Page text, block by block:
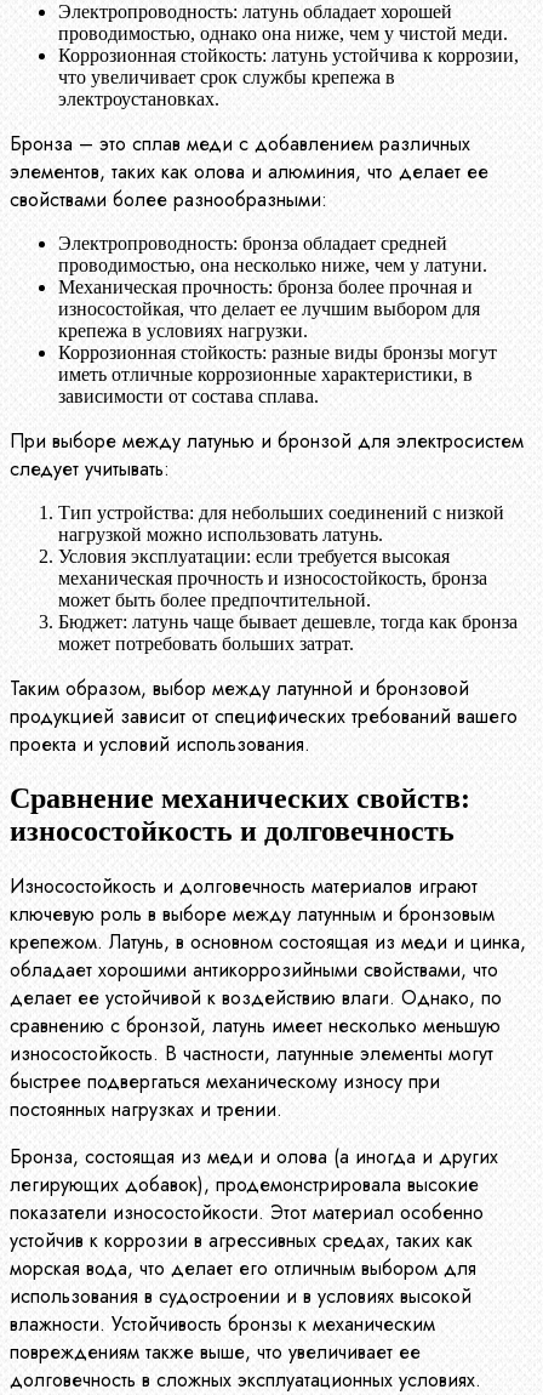
Электропроводность: латунь обладает хорошей
проводимостью, однако она ниже, чем у чистой меди.
Коррозионная стойкость: латунь устойчива к коррозии,
что увеличивает срок службы крепежа в
электроустановках.
Бронза – это сплав меди с добавлением различных
элементов, таких как олова и алюминия, что делает ее
свойствами более разнообразными:
Электропроводность: бронза обладает средней
проводимостью, она несколько ниже, чем у латуни.
Механическая прочность: бронза более прочная и
износостойкая, что делает ее лучшим выбором для
крепежа в условиях нагрузки.
Коррозионная стойкость: разные виды бронзы могут
иметь отличные коррозионные характеристики, в
зависимости от состава сплава.
При выборе между латунью и бронзой для электросистем
следует учитывать:
Тип устройства: для небольших соединений с низкой
нагрузкой можно использовать латунь.
Условия эксплуатации: если требуется высокая
механическая прочность и износостойкость, бронза
может быть более предпочтительной.
Бюджет: латунь чаще бывает дешевле, тогда как бронза
может потребовать больших затрат.
Таким образом, выбор между латунной и бронзовой
продукцией зависит от специфических требований вашего
проекта и условий использования.
Сравнение механических свойств:
износостойкость и долговечность
Износостойкость и долговечность материалов играют
ключевую роль в выборе между латунным и бронзовым
крепежом. Латунь, в основном состоящая из меди и цинка,
обладает хорошими антикоррозийными свойствами, что
делает ее устойчивой к воздействию влаги. Однако, по
сравнению с бронзой, латунь имеет несколько меньшую
износостойкость. В частности, латунные элементы могут
быстрее подвергаться механическому износу при
постоянных нагрузках и трении.
Бронза, состоящая из меди и олова (а иногда и других
легирующих добавок), продемонстрировала высокие
показатели износостойкости. Этот материал особенно
устойчив к коррозии в агрессивных средах, таких как
морская вода, что делает его отличным выбором для
использования в судостроении и в условиях высокой
влажности. Устойчивость бронзы к механическим
повреждениям также выше, что увеличивает ее
долговечность в сложных эксплуатационных условиях.